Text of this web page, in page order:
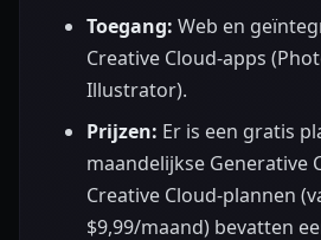
Toegang: Web en
Creative Cloud-apps
Illustrator).
Prijzen: Er is een gratis
maandelijkse Generative
Creative Cloud-plannen
$9,99/maand) bevatten